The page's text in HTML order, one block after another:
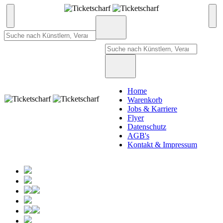
Home
Warenkorb
Jobs & Karriere
Flyer
Datenschutz
AGB's
Kontakt & Impressum